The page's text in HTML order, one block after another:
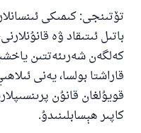
تۆتىنجى: كىمىكى
باتىل ئىتىقاد ۋە
كەلگەن شەرىئەتتىن
قاراشتا بولسا، يەنى
قويۇلغان قانۇن
كاپىر ھېسابلىنىدۇ.